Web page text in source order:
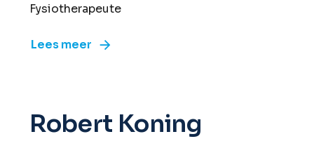
Fysiotherapeute
Lees meer
Robert Koning